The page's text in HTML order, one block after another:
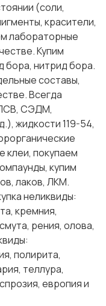
(соли,
красители,
лабораторные
Купим
бора, нитрид бора.
составы,
Всегда
ПСВ, СЭДМ,
жидкости 119-54,
клеи, покупаем
купим
лаков, ЛКМ.
неликвиды:
кремния,
рения, олова,
полирита,
теллура,
европия и